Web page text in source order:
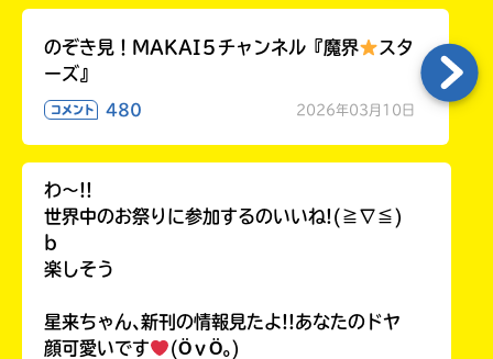
のぞき見！MAKAI５チャンネル『魔界
スタ
ーズ』
コメント 480 2026年03月10日
わ〜!!
世界中のお祭りに参加するのいいね!(≧∇≦)
b
楽しそう
星来ちゃん､新刊の情報見たよ!!あなたのドヤ
顔可愛いです
(ӦｖӦ｡)